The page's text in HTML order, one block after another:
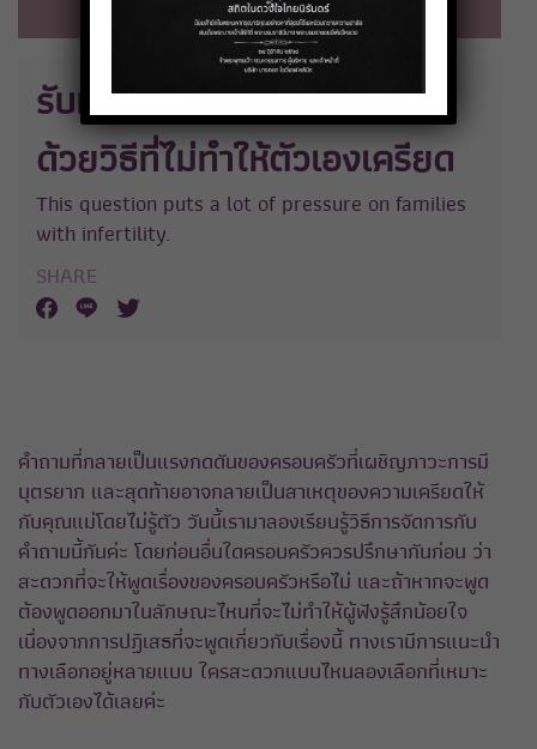
รับมือคำถามเมื่อไหร่จะมีลูก
ด้วยวิธีที่ไม่ทำให้ตัวเองเครียด
This question puts a lot of pressure on families
with infertility.
SHARE
คำถามที่กลายเป็นแรงกดดันของครอบครัวที่เผชิญภาวะการมี
บุตรยาก และสุดท้ายอาจกลายเป็นสาเหตุของความเครียดให้
กับคุณแม่โดยไม่รู้ตัว วันนี้เรามาลองเรียนรู้วิธีการจัดการกับ
คำถามนี้กันค่ะ โดยก่อนอื่นใดครอบครัวควรปรึกษากันก่อน ว่า
สะดวกที่จะให้พูดเรื่องของครอบครัวหรือไม่ และถ้าหากจะพูด
ต้องพูดออกมาในลักษณะไหนที่จะไม่ทำให้ผู้ฟังรู้สึกน้อยใจ
เนื่องจากการปฏิเสธที่จะพูดเกี่ยวกับเรื่องนี้ ทางเรามีการแนะนำ
ทางเลือกอยู่หลายแบบ ใครสะดวกแบบไหนลองเลือกที่เหมาะ
กับตัวเองได้เลยค่ะ